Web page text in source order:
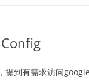
提到有需求访问